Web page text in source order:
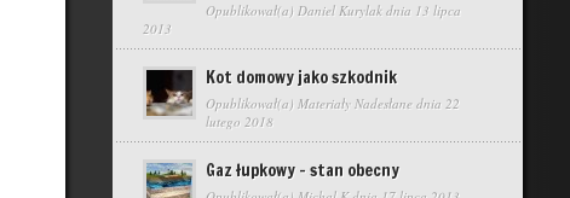
Opublikował(a) Daniel Kurylakdnia 13 lipca
2013
Kot domowy jako szkodnik
Opublikował(a) Materiały Nadesłanednia 22
lutego 2018
Gaz łupkowy – stan obecny